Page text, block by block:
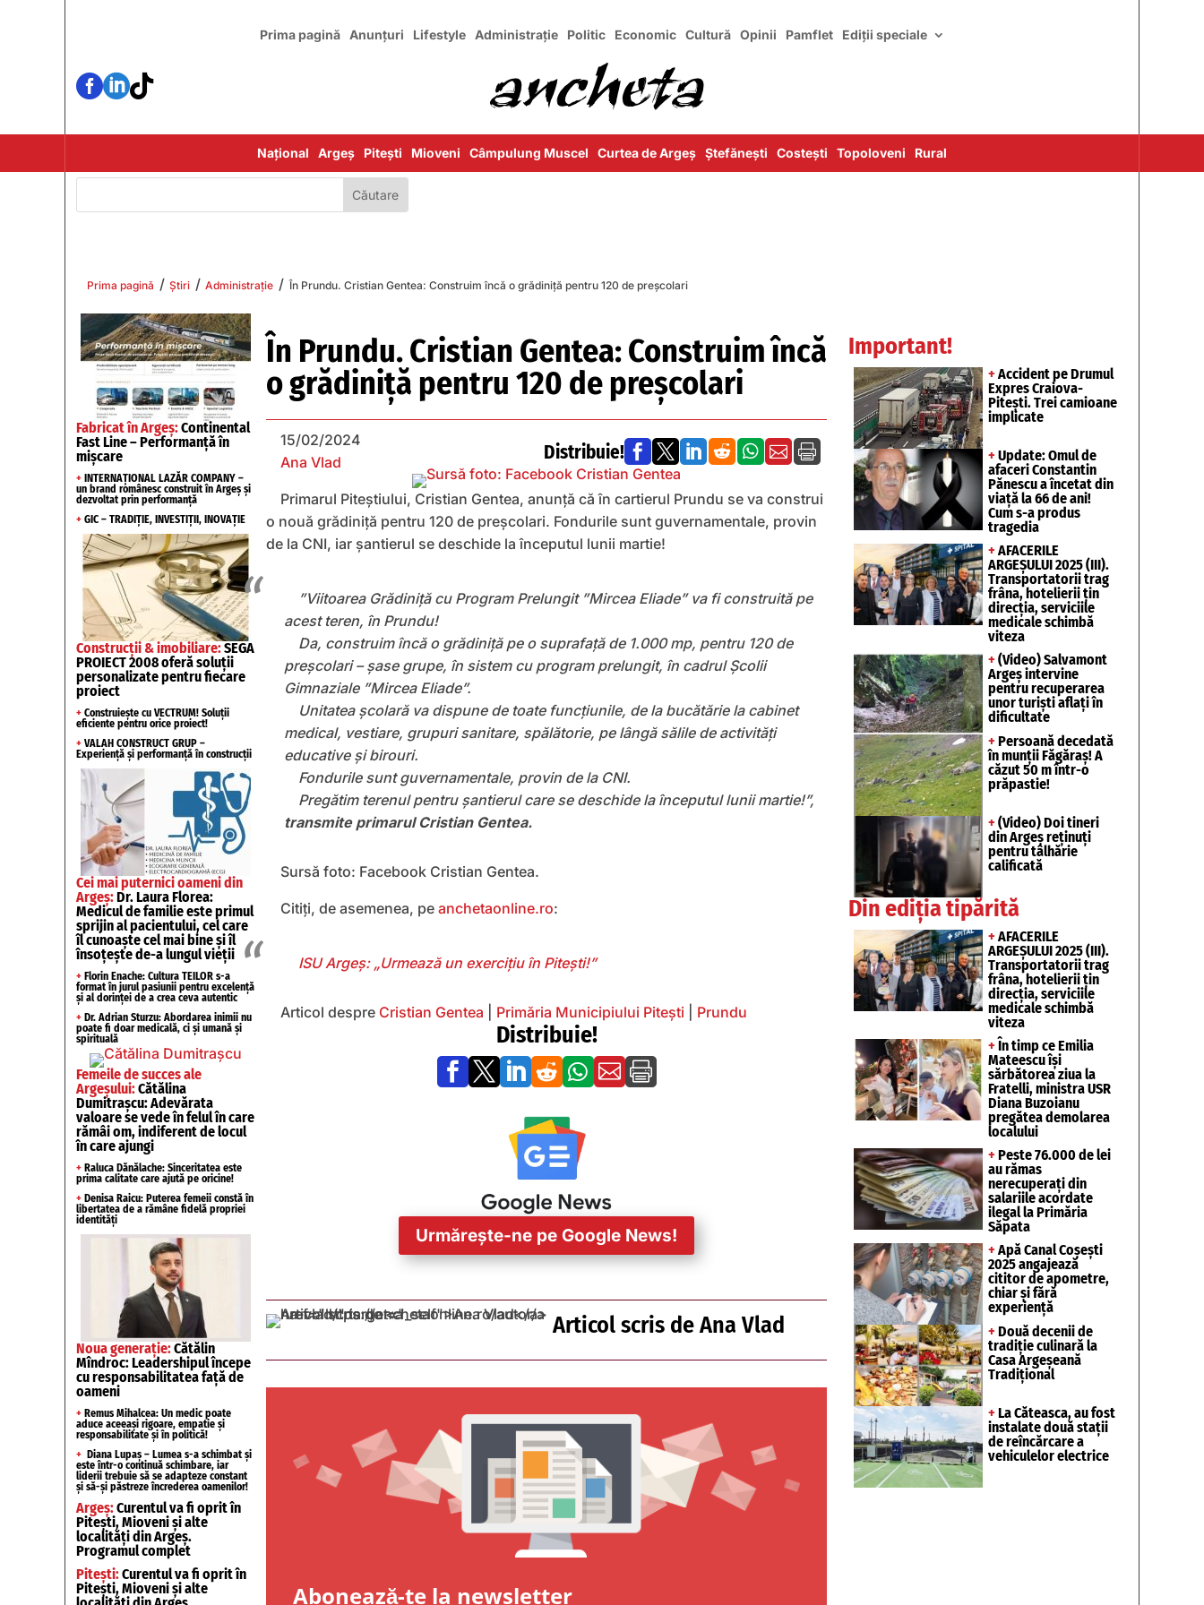
Prima pagină Anunțuri Lifestyle Administrație Politic Economic Cultură Opinii Pamflet Ediții speciale

Național Argeș Pitești Mioveni Câmpulung Muscel Curtea de Argeș Ștefănești Costești Topoloveni Rural
Prima pagină / Știri / Administrație / În Prundu. Cristian Gentea: Construim încă o grădiniță pentru 120 de preșcolari
Fabricat în Argeș:Continental
Fast Line – Performanță în
mișcare
+ INTERNAȚIONAL LAZĂR COMPANY –
un brand românesc construit în Argeș și
dezvoltat prin performanță
+ GIC – TRADIȚIE, INVESTIȚII, INOVAȚIE
Construcții & imobiliare:SEGA
PROIECT 2008 oferă soluții
personalizate pentru fiecare
proiect
+ Construiește cu VECTRUM! Soluții
eficiente pentru orice proiect!
+ VALAH CONSTRUCT GRUP –
Experiență și performanță în construcții
Cei mai puternici oameni din
Argeș:Dr. Laura Florea:
Medicul de familie este primul
sprijin al pacientului, cel care
îl cunoaște cel mai bine și îl
însoțește de-a lungul vieții
+ Florin Enache: Cultura TEILOR s-a
format în jurul pasiunii pentru excelență
și al dorinței de a crea ceva autentic
+ Dr. Adrian Sturzu: Abordarea inimii nu
poate fi doar medicală, ci și umană și
spirituală
Femeile de succes ale
Argeșului:Cătălina
Dumitrașcu: Adevărata
valoare se vede în felul în care
rămâi om, indiferent de locul
în care ajungi
+ Raluca Dănălache: Sinceritatea este
prima calitate care ajută pe oricine!
+ Denisa Raicu: Puterea femeii constă în
libertatea de a rămâne fidelă propriei
identități
Noua generație:Cătălin
Mîndroc: Leadershipul începe
cu responsabilitatea față de
oameni
+ Remus Mihalcea: Un medic poate
aduce aceeași rigoare, empatie și
responsabilitate și în politică!
+ Diana Lupaș – Lumea s-a schimbat și
este într-o continuă schimbare, iar
liderii trebuie să se adapteze constant
și să-și păstreze încrederea oamenilor!
Argeș:Curentul va fi oprit în
Pitești, Mioveni și alte
localități din Argeș.
Programul complet
Pitești:Curentul va fi oprit în
Pitești, Mioveni și alte
În Prundu. Cristian Gentea: Construim încă
o grădiniță pentru 120 de preșcolari
15/02/2024
Ana Vlad
Distribuie!       
Primarul Piteștiului, Cristian Gentea, anunță că în cartierul Prundu se va construi
o nouă grădiniță pentru 120 de preșcolari. Fondurile sunt guvernamentale, provin
de la CNI, iar șantierul se deschide la începutul lunii martie!
”Viitoarea Grădiniță cu Program Prelungit ”Mircea Eliade” va fi construită pe
acest teren, în Prundu!
Da, construim încă o grădiniță pe o suprafață de 1.000 mp, pentru 120 de
preșcolari – șase grupe, în sistem cu program prelungit, în cadrul Școlii
Gimnaziale ”Mircea Eliade”.
Unitatea școlară va dispune de toate funcțiunile, de la bucătărie la cabinet
medical, vestiare, grupuri sanitare, spălătorie, pe lângă sălile de activități
educative și birouri.
Fondurile sunt guvernamentale, provin de la CNI.
Pregătim terenul pentru șantierul care se deschide la începutul lunii martie!”,
transmite primarul Cristian Gentea.
Sursă foto: Facebook Cristian Gentea.
Citiți, de asemenea, pe anchetaonline.ro:
ISU Argeș: „Urmează un exercițiu în Pitești!”
Articol despre Cristian Gentea Primăria Municipiului Pitești Prundu
Distribuie!
      
Urmărește-ne pe Google News!
Articol scris deAna Vlad
Abonează-te la newsletter
Important!
+ Accident pe Drumul
Expres Craiova-
Pitești. Trei camioane
implicate
+ Update: Omul de
afaceri Constantin
Pănescu a încetat din
viață la 66 de ani!
Cum s-a produs
tragedia
+ AFACERILE
ARGEȘULUI 2025 (III).
Transportatorii trag
frâna, hotelierii țin
direcția, serviciile
medicale schimbă
viteza
+ (Video) Salvamont
Argeș intervine
pentru recuperarea
unor turişti aflaţi în
dificultate
+ Persoană decedată
în munții Făgăraș! A
căzut 50 m într-o
prăpastie!
+ (Video) Doi tineri
din Argeș reținuți
pentru tâlhărie
calificată
Din ediția tipărită
+ AFACERILE
ARGEȘULUI 2025 (III).
Transportatorii trag
frâna, hotelierii țin
direcția, serviciile
medicale schimbă
viteza
+ În timp ce Emilia
Mateescu își
sărbătorea ziua la
Fratelli, ministra USR
Diana Buzoianu
pregătea demolarea
localului
+ Peste 76.000 de lei
au rămas
nerecuperați din
salariile acordate
ilegal la Primăria
Săpata
+ Apă Canal Coșești
2025 angajează
cititor de apometre,
chiar și fără
experiență
+ Două decenii de
tradiție culinară la
Casa Argeșeană
Tradițional
+ La Căteasca, au fost
instalate două stații
de reîncărcare a
vehiculelor electrice